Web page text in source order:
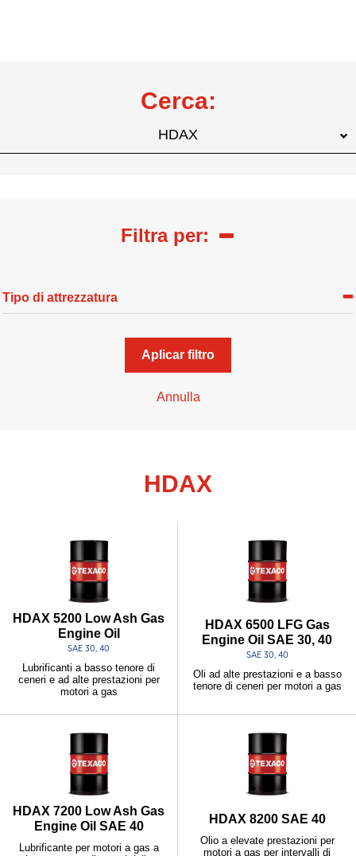
Cerca:
HDAX
Filtra per:
Tipo di attrezzatura
Aplicar filtro
Annulla
HDAX
HDAX 5200 Low Ash Gas
Engine Oil
SAE 30, 40
Lubrificanti a basso tenore di
ceneri e ad alte prestazioni per
motori a gas
HDAX 6500 LFG Gas
Engine Oil SAE 30, 40
SAE 30, 40
Oli ad alte prestazioni e a basso
tenore di ceneri per motori a gas
HDAX 7200 Low Ash Gas
Engine Oil SAE 40
Lubrificante per motori a gas a
HDAX 8200 SAE 40
Olio a elevate prestazioni per
motori a gas per intervalli di